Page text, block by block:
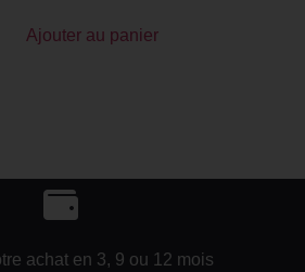
Ajouter au panier
achat en 3, 9 ou 12 mois